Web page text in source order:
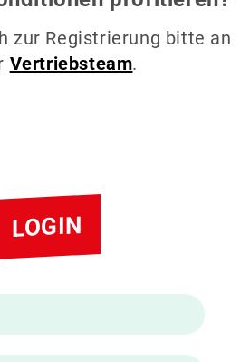
zur Registrierung bitte an
Vertriebsteam.
LOGIN